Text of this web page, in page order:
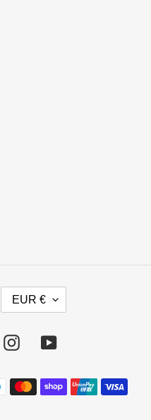
E
D
EUR €
InstagramYouTube